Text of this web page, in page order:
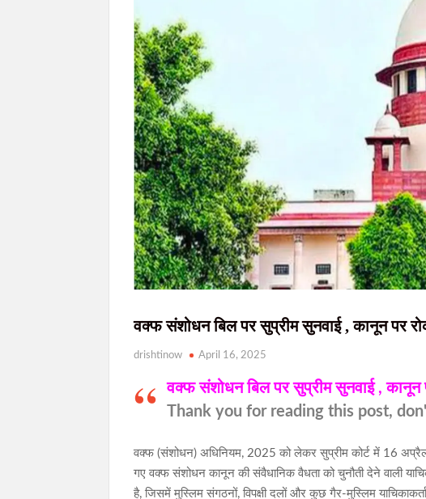
JPSC-JSSC छात्र आंदोलन को राहुल गांधी का समर्थन, शिक्षा
AI डीपफेक पर सरकार की बड़ी सख्ती: 3 घंटे में हटाना होगा अवैध कंटेंट,
राहे हत्याकांड का खुलासा: मुख्य आरोपी समेत तीन गिरफ्तार,
सिमडेगा में डीएलएमसी बैठक: न्यायिक व्यवस्था को अधिक
वक्फ संशोधन बिल पर सुप्रीम सुनवाई , कानून पर
drishtinow April 16, 2025
वक्फ संशोधन बिल पर सुप्रीम सुनवाई , कानून
Thank you for reading this post,
वक्फ (संशोधन) अधिनियम, 2025 को लेकर सुप्रीम कोर्ट में 16 अप्रैल
गए वक्फ संशोधन कानून की संवैधानिक वैधता को चुनौती देने वाली
है, जिसमें मुस्लिम संगठनों, विपक्षी दलों और कुछ गैर-मुस्लिम